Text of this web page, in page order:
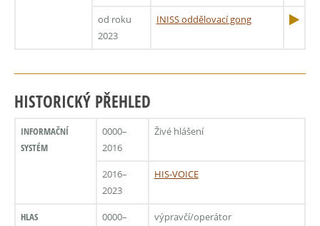
od roku
2023
INISS oddělovací gong
HISTORICKÝ PŘEHLED
INFORMAČNÍ
SYSTÉM
0000–
2016
Živé hlášení
2016–
2023
HIS-VOICE
HLAS
0000–
výpravčí/operátor